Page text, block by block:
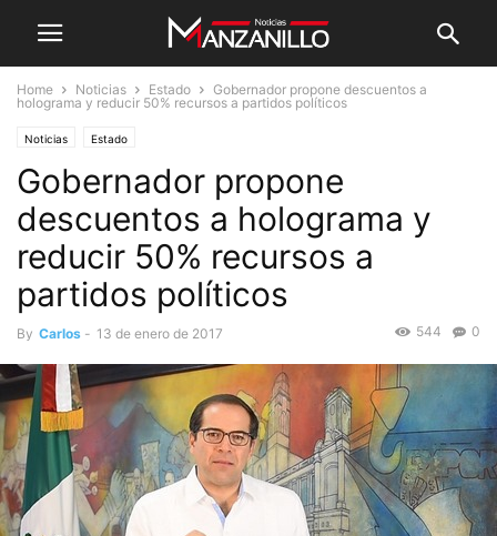
Home Noticias Estado
Gobernador propone descuentos a
holograma y reducir 50% recursos a partidos políticos
Noticias Estado
Gobernador propone
descuentos a holograma y
reducir 50% recursos a
partidos políticos
By Carlos - 13 de enero de 2017 0
544